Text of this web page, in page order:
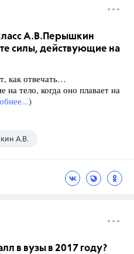
А.В.Перышкин
силы, действующие на
как отвечать…
тело, когда оно плавает на
)
А.В.
в вузы в 2017 году?